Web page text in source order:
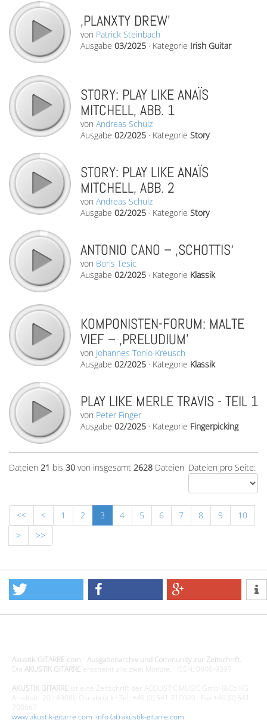
‚PLANXTY DREW’
von Patrick Steinbach
Ausgabe 03/2025 · Kategorie Irish Guitar
STORY: PLAY LIKE ANAÏS
MITCHELL, ABB. 1
von Andreas Schulz
Ausgabe 02/2025 · Kategorie Story
STORY: PLAY LIKE ANAÏS
MITCHELL, ABB. 2
von Andreas Schulz
Ausgabe 02/2025 · Kategorie Story
ANTONIO CANO – ‚SCHOTTIS‘
von Boris Tesic
Ausgabe 02/2025 · Kategorie Klassik
KOMPONISTEN-FORUM: MALTE
VIEF – ‚PRELUDIUM’
von Johannes Tonio Kreusch
Ausgabe 02/2025 · Kategorie Klassik
PLAY LIKE MERLE TRAVIS - TEIL 1
von Peter Finger
Ausgabe 02/2025 · Kategorie Fingerpicking
Dateien pro Seite:
Dateien 21 bis 30 von insgesamt 2628 Dateien
<< < 1 2 3 4 5 6 7 8 9
10
>
>>
Akustik-GITARRE.com - Ausgabenarchiv und Community zur Zeitschrift.
Die AKUSTIK GITARRE erscheint alle zwei Monate. · ISSN: 0946-9397
AKUSTIK GITARRE ist eine Zeitschrift der ACOUSTIC MUSIC GmbH&Co.KG
Arndtstr. 20 · 49080 Osnabrück · Tel. +49 (0) 541 710020 · Fax +49 (0) 541
708667
www.akustik-gitarre.com ·info (at) akustik-gitarre.com